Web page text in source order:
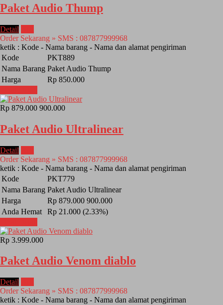
Paket Audio Thump
Detail
Order Sekarang » SMS : 087877999968
ketik : Kode - Nama barang - Nama dan alamat pengiriman
Kode
PKT889
Nama Barang Paket Audio Thump
Harga
Rp 850.000
Rp 879.000 900.000
Paket Audio Ultralinear
Detail
Order Sekarang » SMS : 087877999968
ketik : Kode - Nama barang - Nama dan alamat pengiriman
Kode
PKT779
Nama Barang Paket Audio Ultralinear
Harga
Rp 879.000 900.000
Anda Hemat
Rp 21.000 (2.33%)
Rp 3.999.000
Paket Audio Venom diablo
Detail
Order Sekarang » SMS : 087877999968
ketik : Kode - Nama barang - Nama dan alamat pengiriman